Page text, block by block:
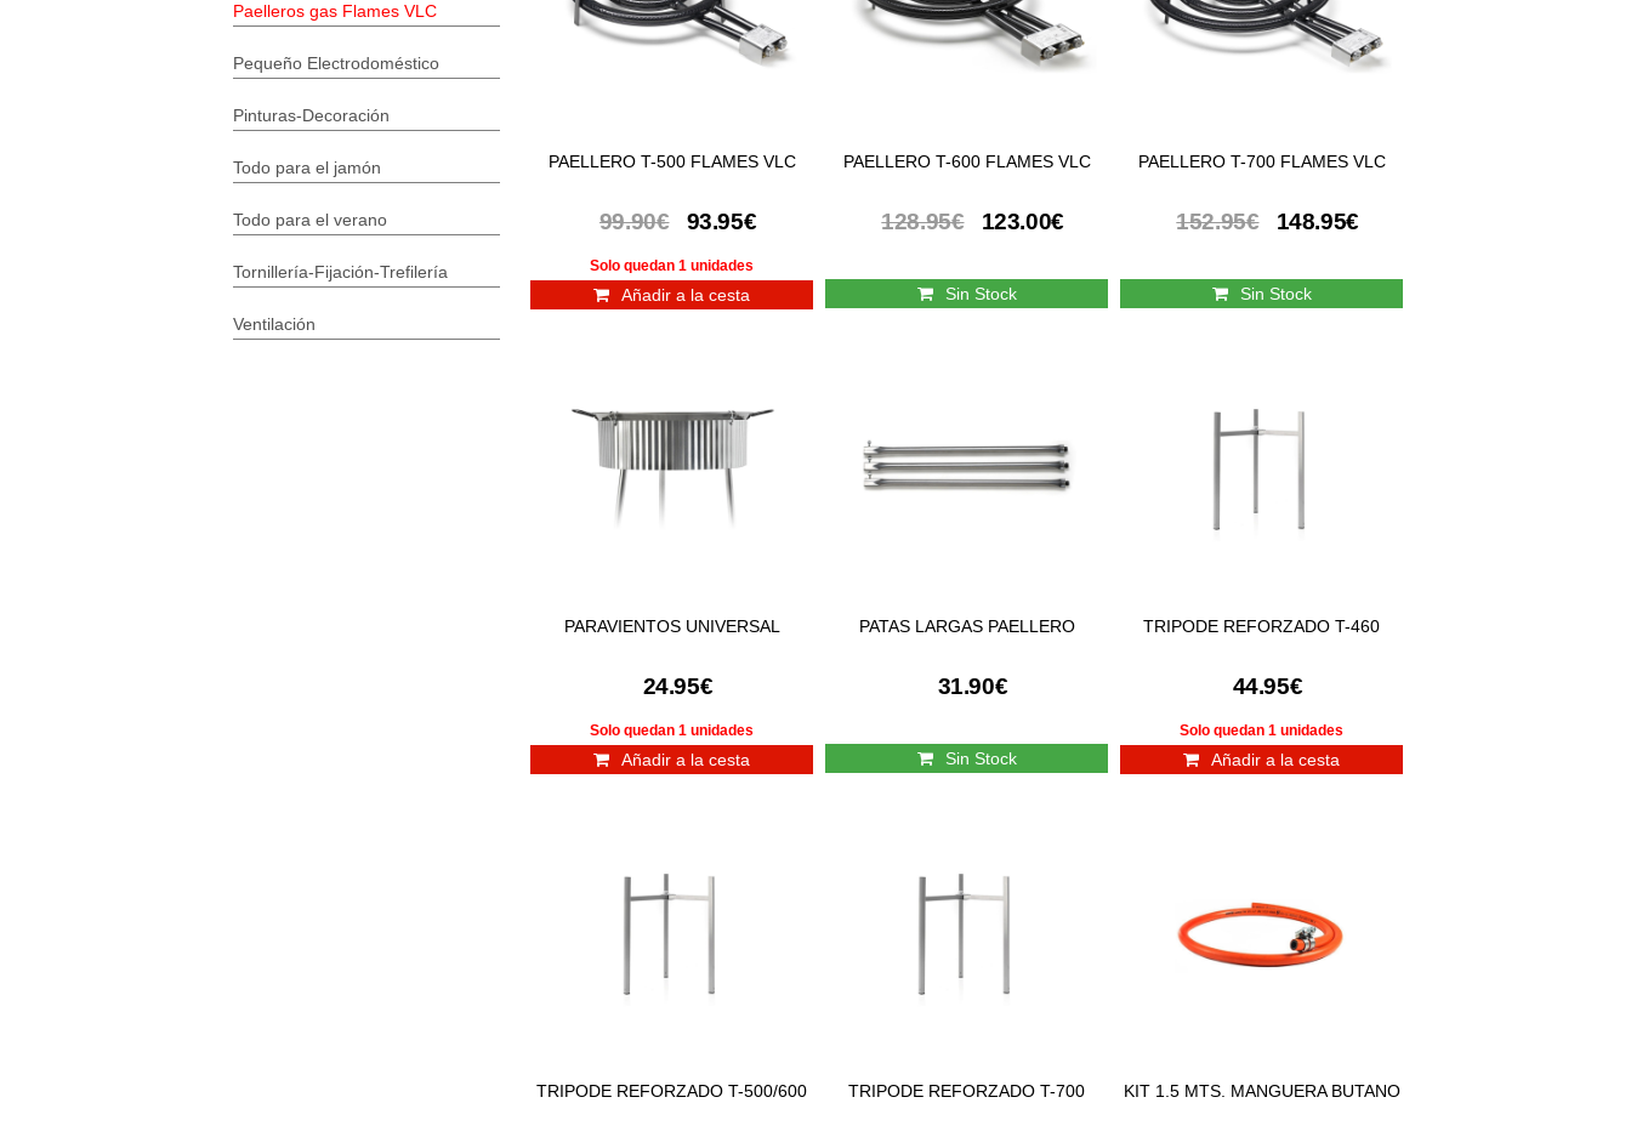
Paelleros gas Flames VLC
Pequeño Electrodoméstico
Pinturas-Decoración
Todo para el jamón
Todo para el verano
Tornillería-Fijación-Trefilería
Ventilación
PAELLERO T-500 FLAMES VLC
99.90€ 93.95€
Solo quedan 1 unidades
Añadir a la cesta
PAELLERO T-600 FLAMES VLC
128.95€ 123.00€
Sin Stock
PAELLERO T-700 FLAMES VLC
152.95€ 148.95€
Sin Stock
PARAVIENTOS UNIVERSAL
24.95€
Solo quedan 1 unidades
Añadir a la cesta
PATAS LARGAS PAELLERO
31.90€
Sin Stock
TRIPODE REFORZADO T-460
44.95€
Solo quedan 1 unidades
Añadir a la cesta
TRIPODE REFORZADO T-500/600 TRIPODE REFORZADO T-700 KIT 1.5 MTS. MANGUERA BUTANO